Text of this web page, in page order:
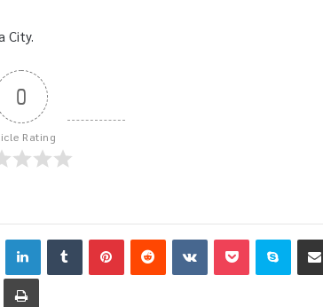
City.
0
Rating